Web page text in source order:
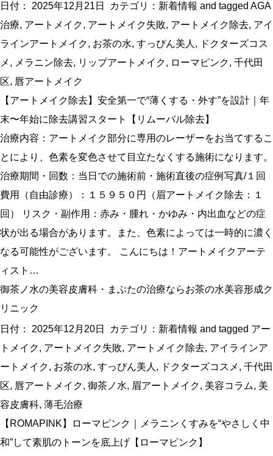
日付： 2025年12月21日 カテゴリ： 新着情報 and tagged AGA
治療, アートメイク, アートメイク失敗, アートメイク除去, アイ
ラインアートメイク, お茶の水, すっぴん美人 , ドクターズコス
メ , メラニン除去, リップアートメイク, ローマピンク, 千代田
区, 唇アートメイク
【アートメイク除去】安全第一で“薄くする・外す”を設計｜年
末〜年始に除去講習スタート【リムーバル除去】
治療内容：アートメイク部分に専用のレーザーをお当てするこ
とにより、色素を変色させて目立たなくする施術になります。
治療期間・回数：当日での施術前・施術直後の症例写真/１回
費用（自由診療）：１５９５０円（眉アートメイク除去：１
回） リスク・副作用：赤み・腫れ・かゆみ・内出血などの症
状が出る場合があります。また、色素によっては一時的に濃く
なる可能性がございます。 こんにちは！アートメイクアーテ
ィスト…
御茶ノ水の美容皮膚科・まぶたの治療ならお茶の水美容形成ク
リニック
日付： 2025年12月20日 カテゴリ： 新着情報 and tagged アー
トメイク, アートメイク失敗, アートメイク除去, アイラインア
ートメイク, お茶の水, すっぴん美人 , ドクターズコスメ , 千代田
区, 唇アートメイク, 御茶ノ水, 眉アートメイク, 美容コラム, 美
容皮膚科, 薄毛治療
【ROMAPINK】ローマピンク｜メラニンくすみを“やさしく中
和”して素肌のトーンを底上げ【ローマピンク】